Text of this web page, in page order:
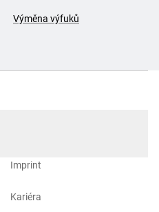
Výměna výfuků
Imprint
Kariéra